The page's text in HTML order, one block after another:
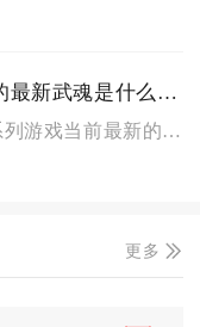
斗罗大陆的最新武魂是什么可以告诉我吗
斗罗大陆系列游戏当前最新的武魂是凤仙扇，这是一款远程持续输出...
更多